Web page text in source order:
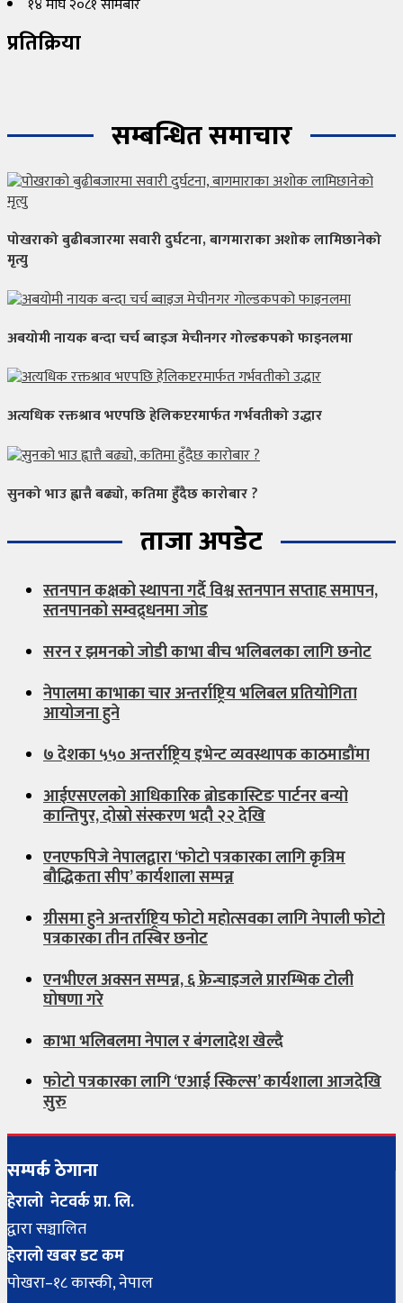
१४ माघ २०८१ सोमबार
प्रतिक्रिया
सम्बन्धित समाचार
पोखराको बुढीबजारमा सवारी दुर्घटना, बागमाराका अशोक लामिछानेको
मृत्यु
अबयोमी नायक बन्दा चर्च ब्वाइज मेचीनगर गोल्डकपको फाइनलमा
अत्यधिक रक्तश्राव भएपछि हेलिकप्टरमार्फत गर्भवतीको उद्धार
सुनको भाउ ह्वात्तै बढ्यो, कतिमा हुँदैछ कारोबार ?
ताजा अपडेट
स्तनपान कक्षको स्थापना गर्दै विश्व स्तनपान सप्ताह समापन,
स्तनपानको सम्वद्र्धनमा जोड
सरन र झमनको जोडी काभा बीच भलिबलका लागि छनोट
नेपालमा काभाका चार अन्तर्राष्ट्रिय भलिबल प्रतियोगिता
आयोजना हुने
७ देशका ५५० अन्तर्राष्ट्रिय इभेन्ट व्यवस्थापक काठमाडौंमा
आईएसएलको आधिकारिक ब्रोडकास्टिङ पार्टनर बन्यो
कान्तिपुर, दोस्रो संस्करण भदौ २२ देखि
एनएफपिजे नेपालद्वारा ‘फोटो पत्रकारका लागि कृत्रिम
बौद्धिकता सीप’ कार्यशाला सम्पन्न
ग्रीसमा हुने अन्तर्राष्ट्रिय फोटो महोत्सवका लागि नेपाली फोटो
पत्रकारका तीन तस्बिर छनोट
एनभीएल अक्सन सम्पन्न, ६ फ्रेन्चाइजले प्रारम्भिक टोली
घोषणा गरे
काभा भलिबलमा नेपाल र बंगलादेश खेल्दै
फोटो पत्रकारका लागि ‘एआई स्किल्स’ कार्यशाला आजदेखि
सुरु
सम्पर्क ठेगाना
हेरालो नेटवर्क प्रा. लि.
द्वारा सञ्चालित
हेरालाे खबर डट कम
पाेखरा–१८ कास्की, नेपाल